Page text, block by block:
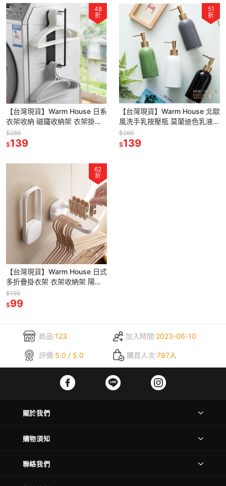
48
折
【台灣現貨】Warm House 日系
衣架收納 磁鐵收納架 衣架掛鉤
居家收納 可吸可黏 物品收納 洗
衣機衣架收納架
$289
$139
51
折
【台灣現貨】Warm House 北歐
風洗手乳按壓瓶 莫蘭迪色乳液瓶
分裝瓶 浴室洗手液分裝瓶 按壓
瓶 按壓罐 收納
$269
$139
62
折
【台灣現貨】Warm House 日式
多折疊掛衣架 衣架收納架 陽台
衣架收納 壁掛收納架 洗衣房衣
架收納 陽台掛勾衣架收
$159
$99
商品:123 加入時間:2023-06-10
評價:5.0 / 5.0 購買人次:797人
關於我們
購物須知
聯絡我們